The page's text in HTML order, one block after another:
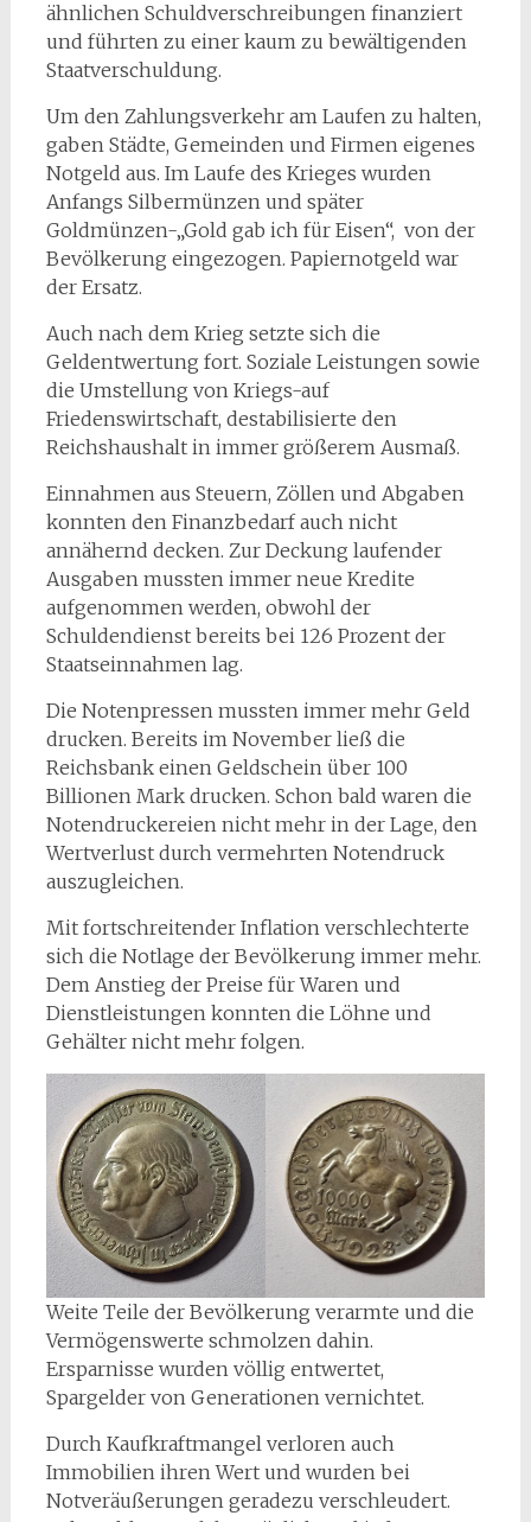
ähnlichen Schuldverschreibungen finanziert
und führten zu einer kaum zu bewältigenden
Staatverschuldung.
Um den Zahlungsverkehr am Laufen zu halten,
gaben Städte, Gemeinden und Firmen eigenes
Notgeld aus. Im Laufe des Krieges wurden
Anfangs Silbermünzen und später
Goldmünzen-„Gold gab ich für Eisen“, von der
Bevölkerung eingezogen. Papiernotgeld war
der Ersatz.
Auch nach dem Krieg setzte sich die
Geldentwertung fort. Soziale Leistungen sowie
die Umstellung von Kriegs-auf
Friedenswirtschaft, destabilisierte den
Reichshaushalt in immer größerem Ausmaß.
Einnahmen aus Steuern, Zöllen und Abgaben
konnten den Finanzbedarf auch nicht
annähernd decken. Zur Deckung laufender
Ausgaben mussten immer neue Kredite
aufgenommen werden, obwohl der
Schuldendienst bereits bei 126 Prozent der
Staatseinnahmen lag.
Die Notenpressen mussten immer mehr Geld
drucken. Bereits im November ließ die
Reichsbank einen Geldschein über 100
Billionen Mark drucken. Schon bald waren die
Notendruckereien nicht mehr in der Lage, den
Wertverlust durch vermehrten Notendruck
auszugleichen.
Mit fortschreitender Inflation verschlechterte
sich die Notlage der Bevölkerung immer mehr.
Dem Anstieg der Preise für Waren und
Dienstleistungen konnten die Löhne und
Gehälter nicht mehr folgen.
Weite Teile der Bevölkerung verarmte und die
Vermögenswerte schmolzen dahin.
Ersparnisse wurden völlig entwertet,
Spargelder von Generationen vernichtet.
Durch Kaufkraftmangel verloren auch
Immobilien ihren Wert und wurden bei
Notveräußerungen geradezu verschleudert.